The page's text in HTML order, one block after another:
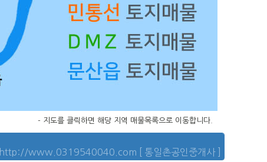
- 지도를 클릭하면 해당 지역 매물목록으로 이동합니다.
http://www.0319540040.com [ 통일촌공인중개사 ]